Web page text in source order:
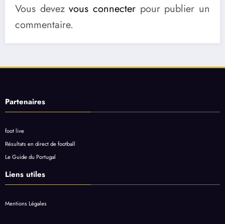
Vous devezvous connecter pour publier un
commentaire.
Partenaires
foot live
Résultats en direct de football
Le Guide du Portugal
Liens utiles
Mentions Légales